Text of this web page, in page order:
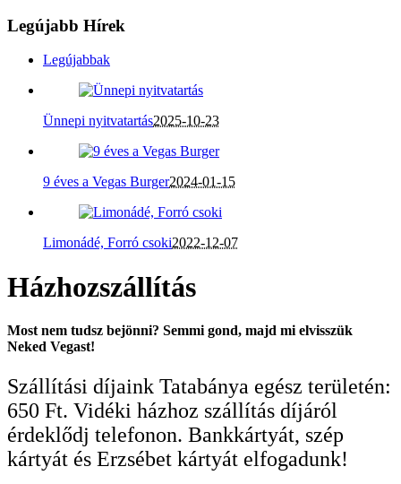
Legújabb Hírek
Legújabbak
Ünnepi nyitvatartás2025-10-23
9 éves a Vegas Burger2024-01-15
Limonádé, Forró csoki2022-12-07
Házhozszállítás
Most nem tudsz bejönni? Semmi gond, majd mi elvisszük
Neked Vegast!
Szállítási díjaink Tatabánya egész területén:
650 Ft. Vidéki házhoz szállítás díjáról
érdeklődj telefonon. Bankkártyát, szép
kártyát és Erzsébet kártyát elfogadunk!